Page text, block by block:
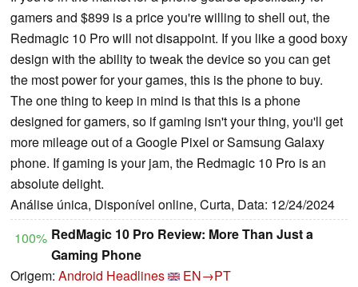
gamers and $899 is a price you're willing to shell out, the
Redmagic 10 Pro will not disappoint. If you like a good boxy
design with the ability to tweak the device so you can get
the most power for your games, this is the phone to buy.
The one thing to keep in mind is that this is a phone
designed for gamers, so if gaming isn't your thing, you'll get
more mileage out of a Google Pixel or Samsung Galaxy
phone. If gaming is your jam, the Redmagic 10 Pro is an
absolute delight.
Análise única, Disponível online, Curta, Data: 12/24/2024
100% RedMagic 10 Pro Review: More Than Just a
Gaming Phone
Origem: Android Headlines
EN→PT